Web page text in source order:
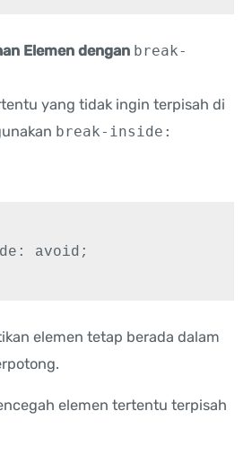
Elemen dengan break-
yang tidak ingin terpisah di
break-inside:
elemen tetap berada dalam
elemen tertentu terpisah